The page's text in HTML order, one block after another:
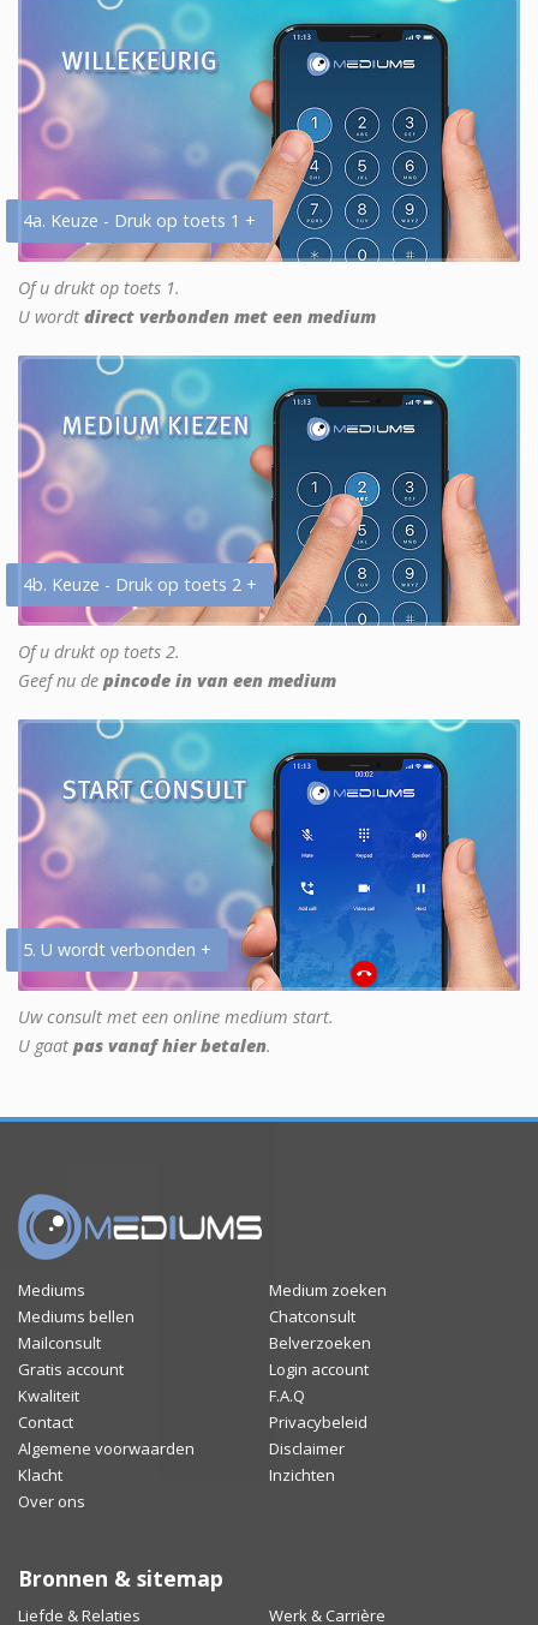
4a. Keuze - Druk op toets 1 +
Of u drukt op toets 1.
U wordt direct verbonden met een medium
4b. Keuze - Druk op toets 2 +
Of u drukt op toets 2.
Geef nu de pincode in van een medium
5. U wordt verbonden +
Uw consult met een online medium start.
U gaat pas vanaf hier betalen.
Mediums
Medium zoeken
Mediums bellen
Chatconsult
Mailconsult
Belverzoeken
Gratis account
Login account
Kwaliteit
F.A.Q
Contact
Privacybeleid
Algemene voorwaarden
Disclaimer
Klacht
Inzichten
Over ons
Bronnen & sitemap
Liefde & Relaties Werk & Carrière